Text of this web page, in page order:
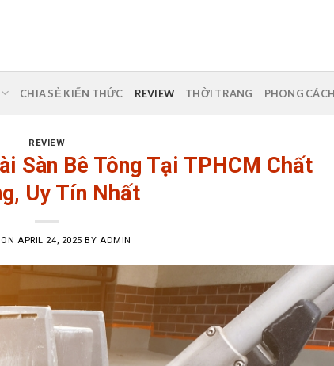
CHIA SẺ KIẾN THỨC REVIEW THỜI TRANG PHONG CÁCH
REVIEW
Sàn Bê Tông Tại TPHCM Chất
Uy Tín Nhất
APRIL 24, 2025 BY ADMIN